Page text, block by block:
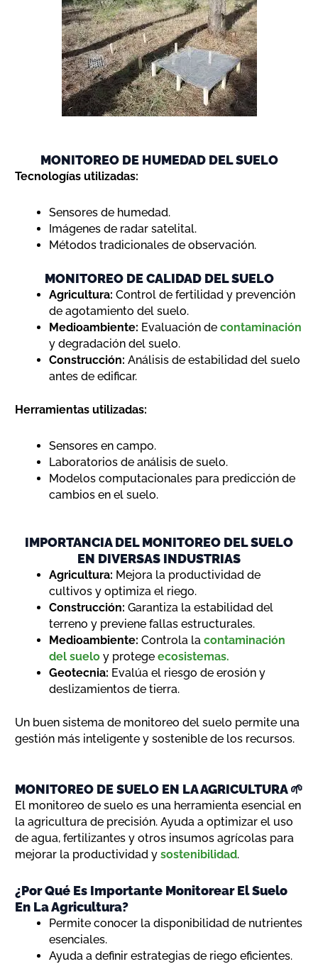
MONITOREO DE HUMEDAD DEL SUELO
Tecnologías utilizadas:
Sensores de humedad.
Imágenes de radar satelital.
Métodos tradicionales de observación.
MONITOREO DE CALIDAD DEL SUELO
Agricultura: Control de fertilidad y prevención
de agotamiento del suelo.
Medioambiente: Evaluación de contaminación
y degradación del suelo.
Construcción: Análisis de estabilidad del suelo
antes de edificar.
Herramientas utilizadas:
Sensores en campo.
Laboratorios de análisis de suelo.
Modelos computacionales para predicción de
cambios en el suelo.
IMPORTANCIA DEL MONITOREO DEL SUELO
EN DIVERSAS INDUSTRIAS
Agricultura: Mejora la productividad de
cultivos y optimiza el riego.
Construcción: Garantiza la estabilidad del
terreno y previene fallas estructurales.
Medioambiente: Controla la contaminación
del suelo y protege ecosistemas.
Geotecnia: Evalúa el riesgo de erosión y
deslizamientos de tierra.
Un buen sistema de monitoreo del suelo permite una
gestión más inteligente y sostenible de los recursos.
MONITOREO DE SUELO EN LA AGRICULTURA 🌱
El monitoreo de suelo es una herramienta esencial en
la agricultura de precisión. Ayuda a optimizar el uso
de agua, fertilizantes y otros insumos agrícolas para
mejorar la productividad y sostenibilidad.
¿Por Qué Es Importante Monitorear El Suelo
En La Agricultura?
Permite conocer la disponibilidad de nutrientes
esenciales.
Ayuda a definir estrategias de riego eficientes.